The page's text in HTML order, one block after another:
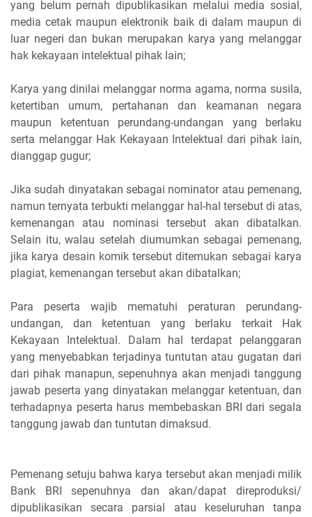
yang belum pernah dipublikasikan melalui media sosial,
media cetak maupun elektronik baik di dalam maupun di
luar negeri dan bukan merupakan karya yang melanggar
hak kekayaan intelektual pihak lain;
Karya yang dinilai melanggar norma agama, norma susila,
ketertiban umum, pertahanan dan keamanan negara
maupun ketentuan perundang-undangan yang berlaku
serta melanggar Hak Kekayaan Intelektual dari pihak lain,
dianggap gugur;
Jika sudah dinyatakan sebagai nominator atau pemenang,
namun ternyata terbukti melanggar hal-hal tersebut di atas,
kemenangan atau nominasi tersebut akan dibatalkan.
Selain itu, walau setelah diumumkan sebagai pemenang,
jika karya desain komik tersebut ditemukan sebagai karya
plagiat, kemenangan tersebut akan dibatalkan;
Para peserta wajib mematuhi peraturan perundang-
undangan, dan ketentuan yang berlaku terkait Hak
Kekayaan Intelektual. Dalam hal terdapat pelanggaran
yang menyebabkan terjadinya tuntutan atau gugatan dari
dari pihak manapun, sepenuhnya akan menjadi tanggung
jawab peserta yang dinyatakan melanggar ketentuan, dan
terhadapnya peserta harus membebaskan BRI dari segala
tanggung jawab dan tuntutan dimaksud.
Pemenang setuju bahwa karya tersebut akan menjadi milik
Bank BRI sepenuhnya dan akan/dapat direproduksi/
dipublikasikan secara parsial atau keseluruhan tanpa